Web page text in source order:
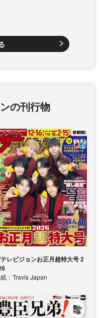
の刊行物
レビジョンお正月超特大号 2
：Travis Japan